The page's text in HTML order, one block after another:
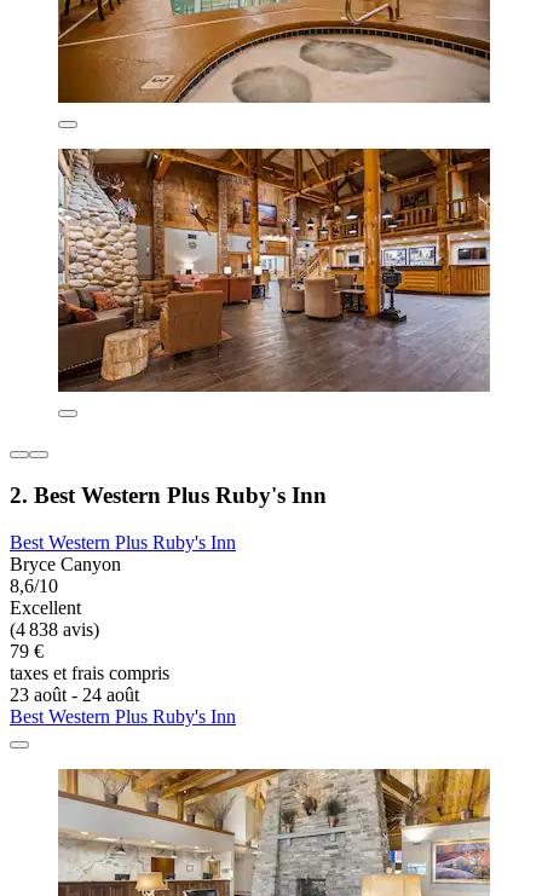
2. Best Western Plus Ruby's Inn
Best Western Plus Ruby's Inn
Bryce Canyon
8,6/10
Excellent
(4 838 avis)
79 €
taxes et frais compris
23 août - 24 août
Best Western Plus Ruby's Inn